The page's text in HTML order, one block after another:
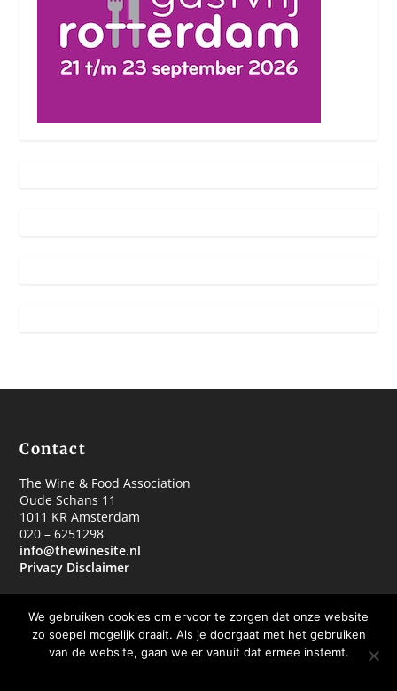
Contact
The Wine & Food Association
Oude Schans 11
1011 KR Amsterdam
020 – 6251298
info@thewinesite.nl
Privacy Disclaimer
We gebruiken cookies om ervoor te zorgen dat onze website
zo soepel mogelijk draait. Als je doorgaat met het gebruiken
van de website, gaan we er vanuit dat ermee instemt.